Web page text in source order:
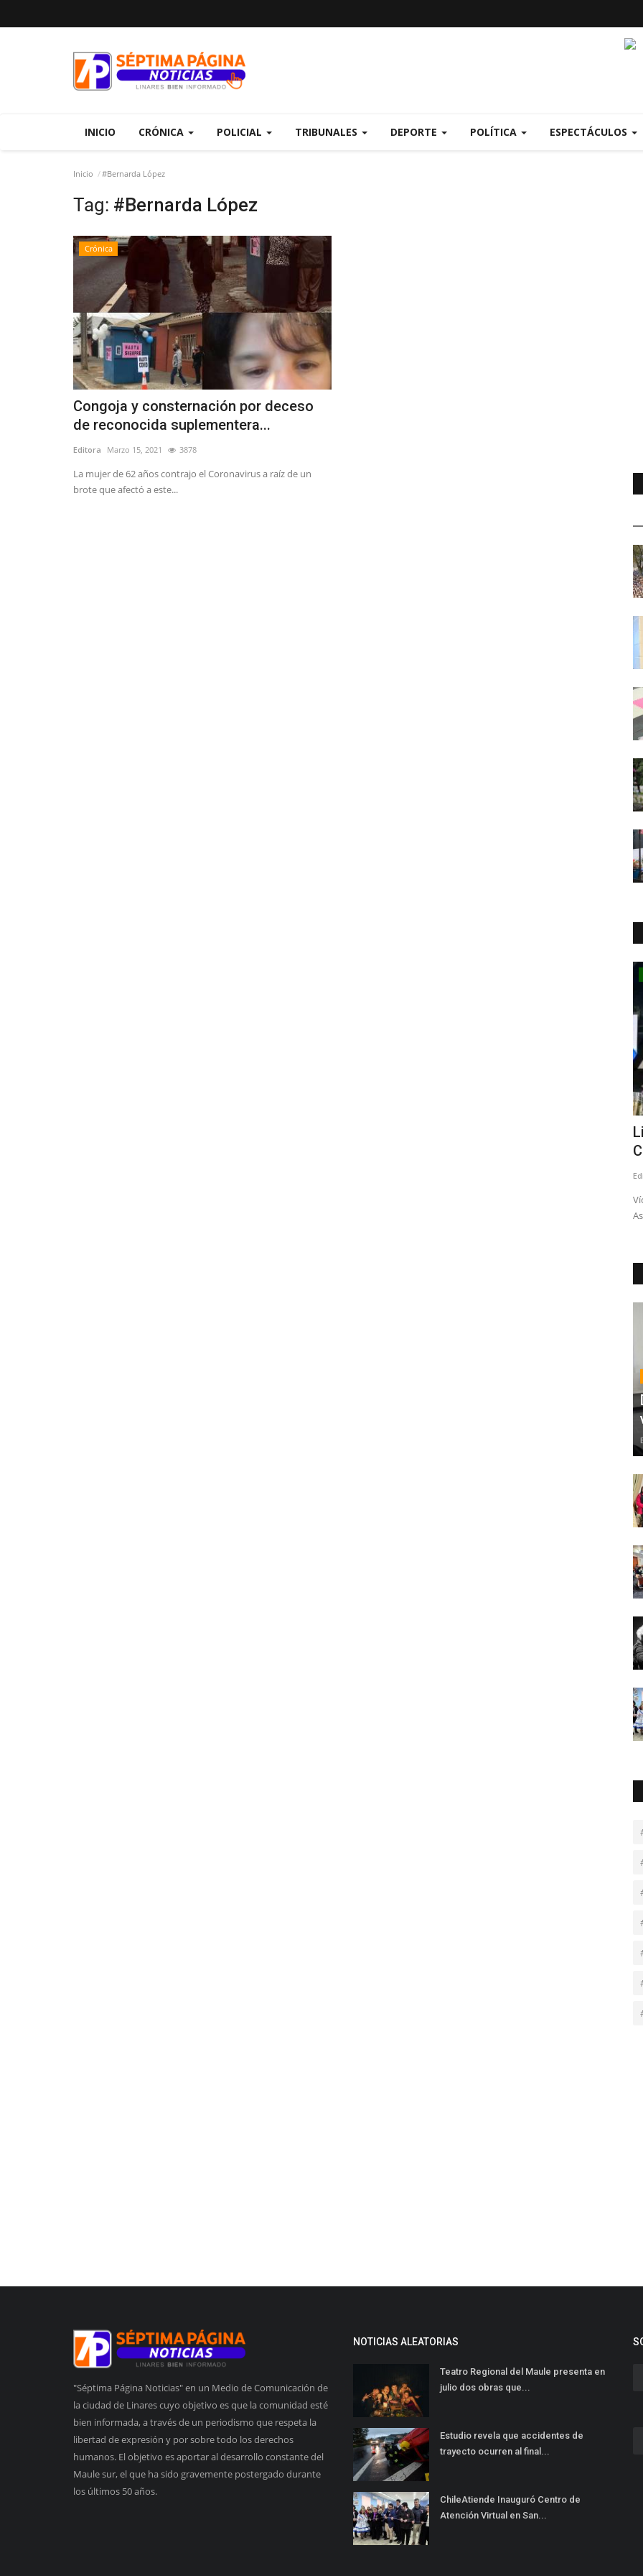
INICIO CRÓNICA POLICIAL TRIBUNALES DEPORTE POLÍTICA ESPECTÁCULOS
Inicio #Bernarda López
Tag: #Bernarda López
Crónica
Congoja y consternación por deceso
de reconocida suplementera...
Editora Marzo 15, 2021 3878
La mujer de 62 años contrajo el Coronavirus a raíz de un
brote que afectó a este...
"Séptima Página Noticias" en un Medio de Comunicación de
la ciudad de Linares cuyo objetivo es que la comunidad esté
bien informada, a través de un periodismo que respeta la
libertad de expresión y por sobre todo los derechos
humanos. El objetivo es aportar al desarrollo constante del
Maule sur, el que ha sido gravemente postergado durante
los últimos 50 años.
NOTICIAS ALEATORIAS
Teatro Regional del Maule presenta en
julio dos obras que...
Estudio revela que accidentes de
trayecto ocurren al final...
ChileAtiende Inauguró Centro de
Atención Virtual en San...